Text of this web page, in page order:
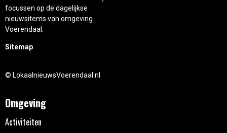
focussen op de dagelijkse
nieuwsitems van omgeving
Voerendaal.
Sitemap
© LokaalnieuwsVoerendaal.nl
Omgeving
Activiteiten